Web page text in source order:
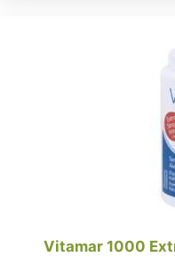
Vitamar 1000